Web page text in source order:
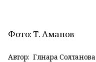
Фото: Т. Аманов
Автор: Гөлнара Солтанова